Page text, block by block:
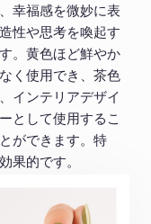
幸福感を微妙に表
性や思考を喚起す
。黄色ほど鮮やか
く使用でき、茶色
インテリアデザイ
として使用するこ
ができます。特
果的です。